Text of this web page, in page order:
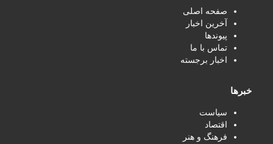
صفحه اصلی
آخرین اخبار
پیوندها
تماس با ما
اخبار برجسته
خبرها
سیاست
اقتصاد
فرهنگ و هنر